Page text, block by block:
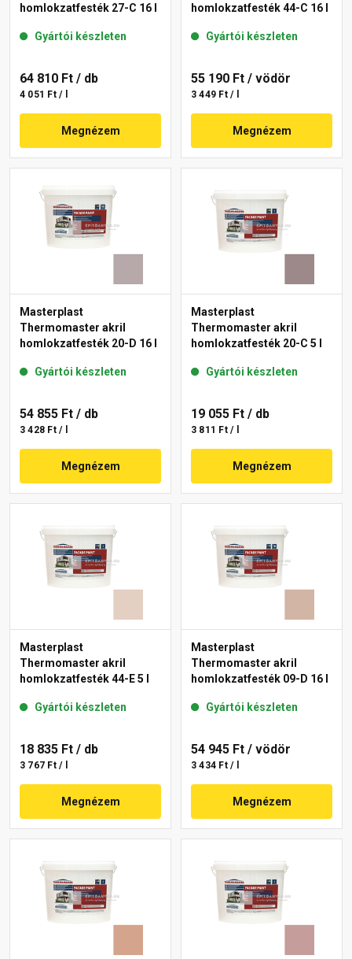
homlokzatfesték 27-C 16 l
Gyártói készleten
64 810 Ft / db
4 051 Ft / l
Megnézem
homlokzatfesték 44-C 16 l
Gyártói készleten
55 190 Ft / vödör
3 449 Ft / l
Megnézem
Masterplast
Thermomaster akril
homlokzatfesték 20-D 16 l
Gyártói készleten
54 855 Ft / db
3 428 Ft / l
Megnézem
Masterplast
Thermomaster akril
homlokzatfesték 20-C 5 l
Gyártói készleten
19 055 Ft / db
3 811 Ft / l
Megnézem
Masterplast
Thermomaster akril
homlokzatfesték 44-E 5 l
Gyártói készleten
18 835 Ft / db
3 767 Ft / l
Megnézem
Masterplast
Thermomaster akril
homlokzatfesték 09-D 16 l
Gyártói készleten
54 945 Ft / vödör
3 434 Ft / l
Megnézem